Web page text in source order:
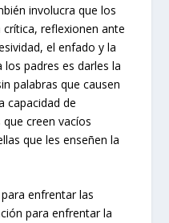
involucra que los
reflexionen ante
el enfado y la
los padres es darles la
palabras que causen
capacidad de
creen vacíos
que les enseñen la
enfrentar las
para enfrentar la